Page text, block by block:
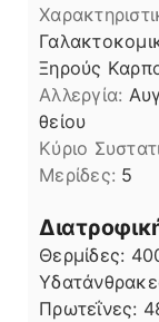
Ξηρούς
Αλλεργία:
θείου
Kύριο
Μερίδες: 5
Θερμίδες:
Πρωτεΐνες: